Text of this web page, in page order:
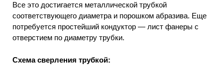
Все это достигается металлической трубкой
соответствующего диаметра и порошком абразива. Еще
потребуется простейший кондуктор — лист фанеры с
отверстием по диаметру трубки.
Схема сверления трубкой: